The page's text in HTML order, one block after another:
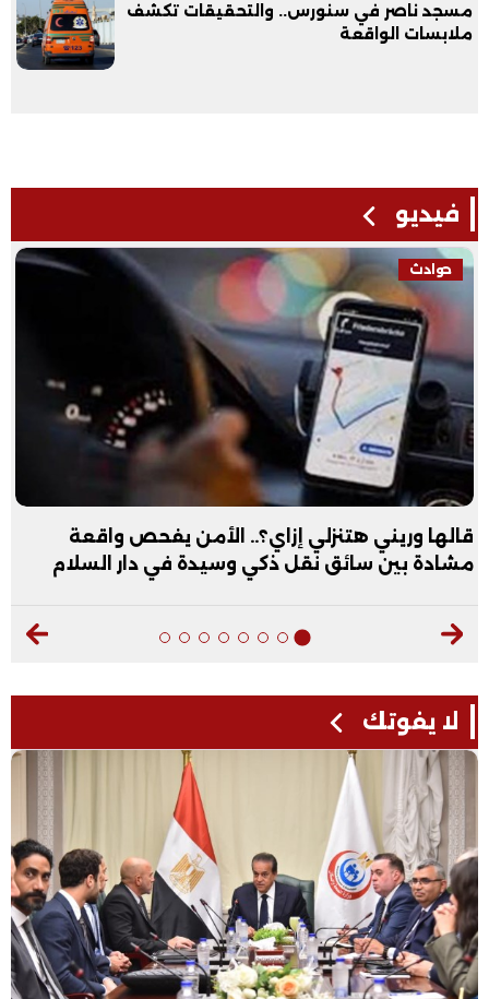
مسجد ناصر في سنورس.. والتحقيقات تكشف
ملابسات الواقعة
فيديو
حوادث
قالها وريني هتنزلي إزاي؟.. الأمن يفحص واقعة
مشادة بين سائق نقل ذكي وسيدة في دار السلام
لا يفوتك